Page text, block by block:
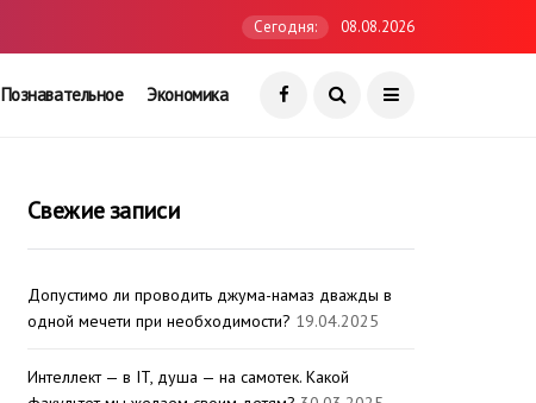
Сегодня: 08.08.2026
Познавательное Экономика
Свежие записи
Допустимо ли проводить джума-намаз дважды в
одной мечети при необходимости? 19.04.2025
Интеллект — в IT, душа — на самотек. Какой